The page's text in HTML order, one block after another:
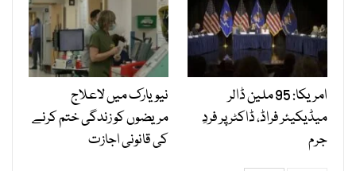
امریکا: 95 ملین ڈالر
میڈیکیئر فراڈ، ڈاکٹر پر فردِ
جرم
نیویارک میں لاعلاج
مریضوں کو زندگی ختم کرنے
کی قانونی اجازت